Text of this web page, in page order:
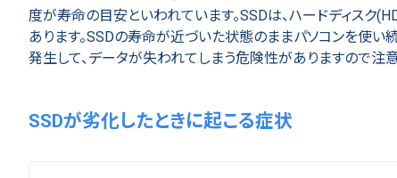
度が寿命の目安といわれています。SSDは、ハードディスク
あります。SSDの寿命が近づいた状態のままパソコンを使
発生して、データが失われてしまう危険性がありますので注
SSDが劣化したときに起こる症状